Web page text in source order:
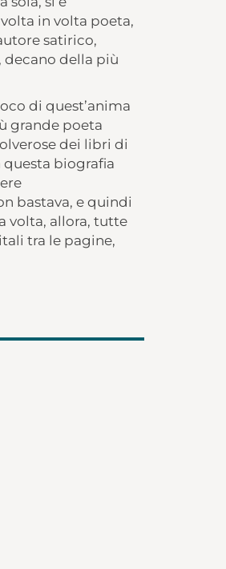
in volta poeta,
satirico,
della più
di quest’anima
grande poeta
dei libri di
biografia
bastava, e quindi
volta, allora, tutte
tra le pagine,